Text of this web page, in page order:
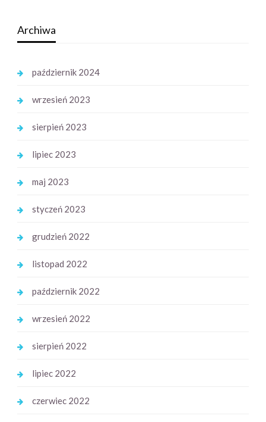
Archiwa
październik 2024
wrzesień 2023
sierpień 2023
lipiec 2023
maj 2023
styczeń 2023
grudzień 2022
listopad 2022
październik 2022
wrzesień 2022
sierpień 2022
lipiec 2022
czerwiec 2022